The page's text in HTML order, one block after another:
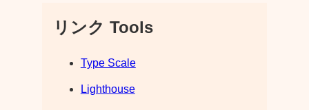
リンク Tools
Type Scale
Lighthouse